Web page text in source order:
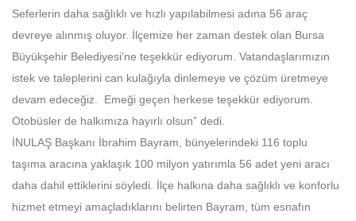
Seferlerin daha sağlıklı ve hızlı yapılabilmesi adına 56 araç
devreye alınmış oluyor. İlçemize her zaman destek olan Bursa
Büyükşehir Belediyesi’ne teşekkür ediyorum. Vatandaşlarımızın
istek ve taleplerini can kulağıyla dinlemeye ve çözüm üretmeye
devam edeceğiz. Emeği geçen herkese teşekkür ediyorum.
Otobüsler de halkımıza hayırlı olsun” dedi.
İNULAŞ Başkanı İbrahim Bayram, bünyelerindeki 116 toplu
taşıma aracına yaklaşık 100 milyon yatırımla 56 adet yeni aracı
daha dahil ettiklerini söyledi. İlçe halkına daha sağlıklı ve konforlu
hizmet etmeyi amaçladıklarını belirten Bayram, tüm esnafın